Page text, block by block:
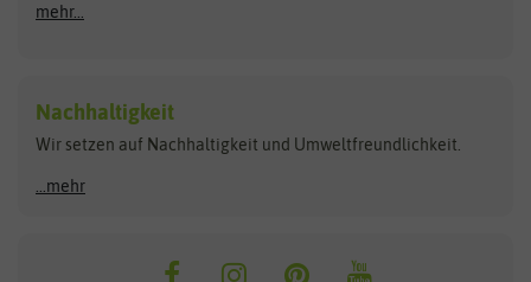
Anzuchtschalen
Heizmatte & Heizkabel
Kokos-Quelltabletten
Zimmergewächshaus
Carl Pabst
Florissa
Flortis
Franchi Sementi
Hortitops
JUB Holland
mehr...
Nachhaltigkeit
Wir setzen auf Nachhaltigkeit und Umweltfreundlichkeit.
...mehr